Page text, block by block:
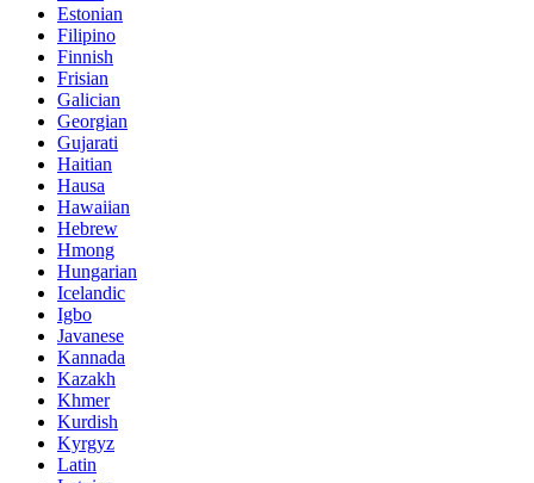
Estonian
Filipino
Finnish
Frisian
Galician
Georgian
Gujarati
Haitian
Hausa
Hawaiian
Hebrew
Hmong
Hungarian
Icelandic
Igbo
Javanese
Kannada
Kazakh
Khmer
Kurdish
Kyrgyz
Latin